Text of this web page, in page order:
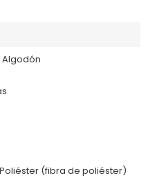
Algodón
Poliéster (fibra de poliéster)